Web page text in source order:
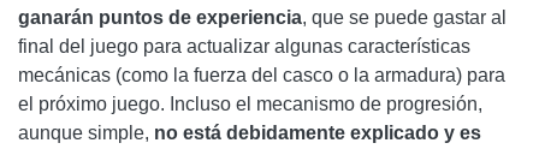
ganarán puntos de experiencia, que se puede gastar al
final del juego para actualizar algunas características
mecánicas (como la fuerza del casco o la armadura) para
el próximo juego. Incluso el mecanismo de progresión,
aunque simple, no está debidamente explicado y es